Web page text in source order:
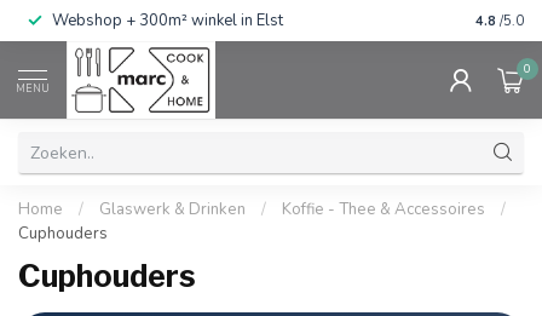
Webshop + 300m² winkel in Elst Gratis
4.8 /5.0
MENU
0
Home / Glaswerk & Drinken / Koffie - Thee & Accessoires
/
Cuphouders
Cuphouders